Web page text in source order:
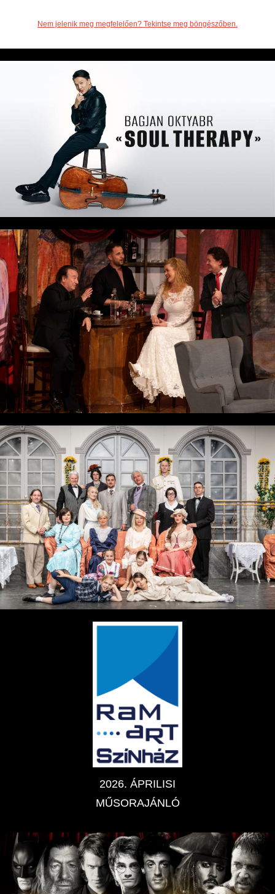
Nem jelenik meg megfelelően? Tekintse meg böngészőben.
2026. ÁPRILISI
MŰSORAJÁNLÓ